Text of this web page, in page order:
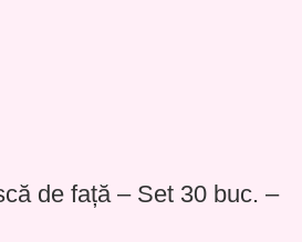
de față – Set 30 buc. –